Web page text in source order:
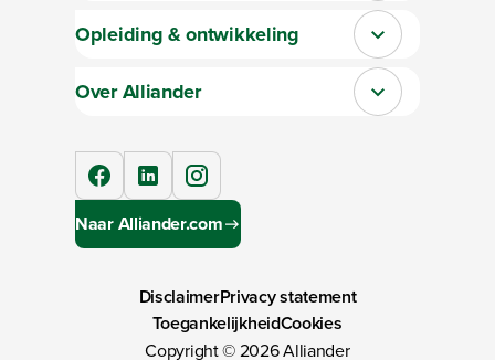
Opleiding & ontwikkeling Sluit section-2
Over Alliander Sluit section-3
facebooklinkedIninstagram
Naar Alliander.com
DisclaimerPrivacy statement
ToegankelijkheidCookies
Copyright ©2026Alliander